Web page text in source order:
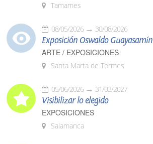
Tamames
08/05/2026 30/08/2026
Exposición Oswaldo Guayasamín
ARTE / EXPOSICIONES
Santa Marta de Tormes
05/06/2026 31/03/2027
Visibilizar lo elegido
EXPOSICIONES
Salamanca